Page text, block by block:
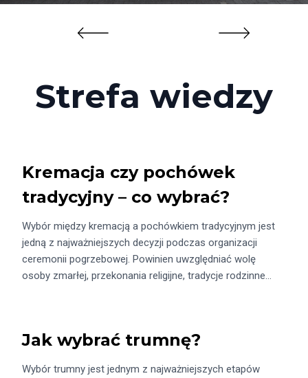
Strefa wiedzy
Kremacja czy pochówek
tradycyjny – co wybrać?
Wybór między kremacją a pochówkiem tradycyjnym jest
jedną z najważniejszych decyzji podczas organizacji
ceremonii pogrzebowej. Powinien uwzględniać wolę
osoby zmarłej, przekonania religijne, tradycje rodzinne…
Jak wybrać trumnę?
Wybór trumny jest jednym z najważniejszych etapów